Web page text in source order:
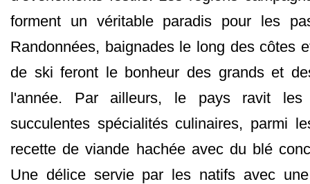
forment un véritable paradis pour les
Randonnées, baignades le long des côtes
de ski feront le bonheur des grands et
l'année. Par ailleurs, le pays ravit les
succulentes spécialités culinaires, parmi
recette de viande hachée avec du blé
Une délice servie par les natifs avec